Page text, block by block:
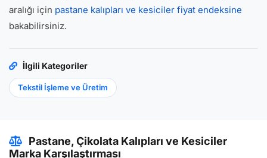
aralığı için pastane kalıpları ve kesiciler fiyat endeksine
bakabilirsiniz.
İlgili Kategoriler
Tekstil İşleme ve Üretim
Pastane, Çikolata Kalıpları ve Kesiciler
Marka Karşılaştırması